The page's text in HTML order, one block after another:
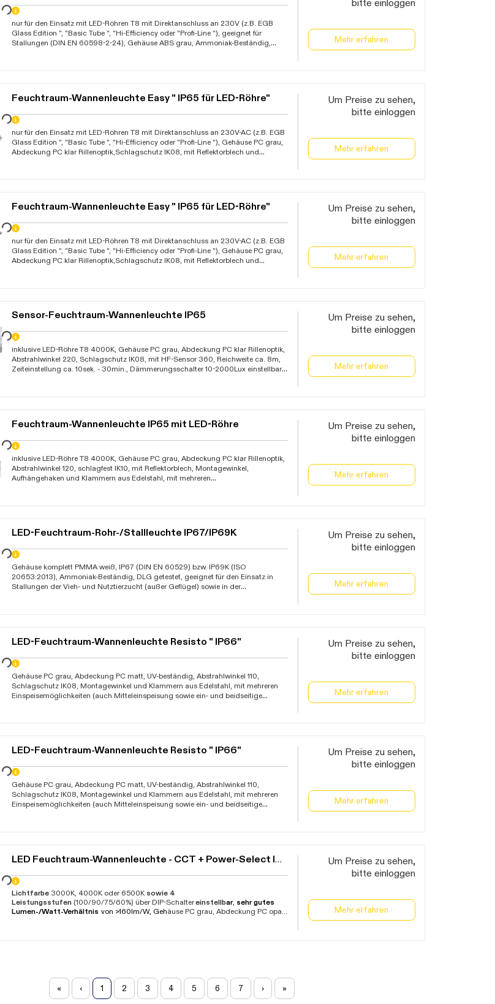
Daten werden geladen. Bitte warten...
nur für den Einsatz mit LED-Röhren T8 mit Direktanschluss an 230V (z.B. EGB
Glass Edition ", "Basic Tube ", "Hi-Efficiency oder "Profi-Line "), geeignet für
Stallungen (DIN EN 60598-2-24), Gehäuse ABS grau, Ammoniak-Beständig,
bitte einloggen
Mehr erfahren
Feuchtraum-Wannenleuchte Easy " IP65 für LED-Röhre"
Daten werden geladen. Bitte warten...
nur für den Einsatz mit LED-Röhren T8 mit Direktanschluss an 230V-AC (z.B. EGB
Glass Edition ", "Basic Tube ", "Hi-Efficiency oder "Profi-Line "), Gehäuse PC grau,
Abdeckung PC klar Rillenoptik,Schlagschutz IK08, mit Reflektorblech und
Um Preise zu sehen,
bitte einloggen
Mehr erfahren
Feuchtraum-Wannenleuchte Easy " IP65 für LED-Röhre"
Daten werden geladen. Bitte warten...
nur für den Einsatz mit LED-Röhren T8 mit Direktanschluss an 230V-AC (z.B. EGB
Glass Edition ", "Basic Tube ", "Hi-Efficiency oder "Profi-Line "), Gehäuse PC grau,
Abdeckung PC klar Rillenoptik,Schlagschutz IK08, mit Reflektorblech und
Um Preise zu sehen,
bitte einloggen
Mehr erfahren
Sensor-Feuchtraum-Wannenleuchte IP65
Daten werden geladen. Bitte warten...
inklusive LED-Röhre T8 4000K, Gehäuse PC grau, Abdeckung PC klar Rillenoptik,
Abstrahlwinkel 220, Schlagschutz IK08, mit HF-Sensor 360, Reichweite ca. 8m,
Zeiteinstellung ca. 10sek. - 30min., Dämmerungsschalter 10-2000Lux einstellbar,
Um Preise zu sehen,
bitte einloggen
Mehr erfahren
Feuchtraum-Wannenleuchte IP65 mit LED-Röhre
Daten werden geladen. Bitte warten...
inklusive LED-Röhre T8 4000K, Gehäuse PC grau, Abdeckung PC klar Rillenoptik,
Abstrahlwinkel 120, schlagfest IK10, mit Reflektorblech, Montagewinkel,
Aufhängehaken und Klammern aus Edelstahl, mit mehreren
Um Preise zu sehen,
bitte einloggen
Mehr erfahren
LED-Feuchtraum-Rohr-/Stallleuchte IP67/IP69K
Daten werden geladen. Bitte warten...
Gehäuse komplett PMMA weiß, IP67 (DIN EN 60529) bzw. IP69K (ISO
20653:2013), Ammoniak-Beständig, DLG getestet, geeignet für den Einsatz in
Stallungen der Vieh- und Nutztierzucht (außer Geflügel) sowie in der
Um Preise zu sehen,
bitte einloggen
Mehr erfahren
LED-Feuchtraum-Wannenleuchte Resisto " IP66"
Daten werden geladen. Bitte warten...
Gehäuse PC grau, Abdeckung PC matt, UV-beständig, Abstrahlwinkel 110,
Schlagschutz IK08, Montagewinkel und Klammern aus Edelstahl, mit mehreren
Einspeisemöglichkeiten (auch Mitteleinspeisung sowie ein- und beidseitige
Um Preise zu sehen,
bitte einloggen
Mehr erfahren
LED-Feuchtraum-Wannenleuchte Resisto " IP66"
Daten werden geladen. Bitte warten...
Gehäuse PC grau, Abdeckung PC matt, UV-beständig, Abstrahlwinkel 110,
Schlagschutz IK08, Montagewinkel und Klammern aus Edelstahl, mit mehreren
Einspeisemöglichkeiten (auch Mitteleinspeisung sowie ein- und beidseitige
Um Preise zu sehen,
bitte einloggen
Mehr erfahren
LED Feuchtraum-Wannenleuchte - CCT + Power-Select IP65
Daten werden geladen. Bitte warten...
Lichtfarbe 3000K, 4000K oder 6500K sowie 4
Leistungsstufen (100/90/75/60%) über DIP-Schaltereinstellbar, sehr gutes
Lumen-/Watt-Verhältnis von >160lm/W, Gehäuse PC grau, Abdeckung PC opal
Um Preise zu sehen,
bitte einloggen
Mehr erfahren
« ‹ 1 2 3 4 5 6 7 › »